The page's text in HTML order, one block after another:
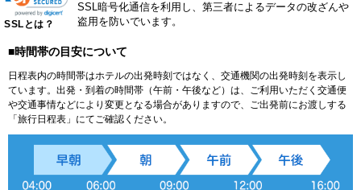
SSLとは？
SSL暗号化通信を利用し、第三者によるデータの改ざんや
盗用を防いでいます。
■時間帯の目安について
日程表内の時間帯はホテルの出発時刻ではなく、交通機関の出発時刻を表示し
ています。出発・到着の時間帯（午前・午後など）は、ご利用いただく交通便
や交通事情などにより変更となる場合がありますので、ご出発前にお渡しする
「旅行日程表」にてご確認ください。